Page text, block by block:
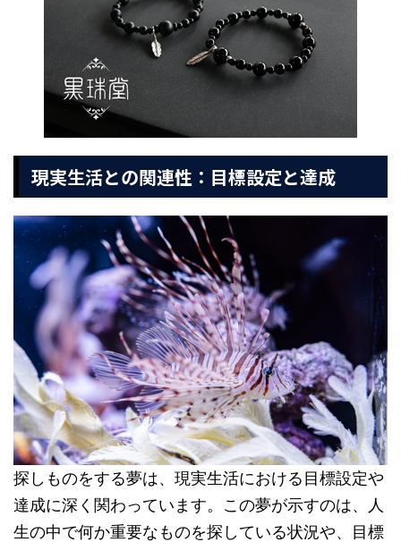
現実生活との関連性：目標設定と達成
探しものをする夢は、現実生活における目標設定や
達成に深く関わっています。この夢が示すのは、人
生の中で何か重要なものを探している状況や、目標